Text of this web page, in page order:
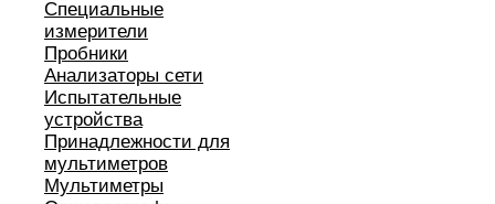
Специальные
измерители
Пробники
Анализаторы сети
Испытательные
устройства
Принадлежности для
мультиметров
Мультиметры